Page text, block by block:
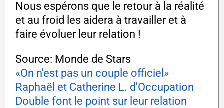
Nous espérons que le retour à la réalité
et au froid les aidera à travailler et à
faire évoluer leur relation !
Source: Monde de Stars
«On n'est pas un couple officiel»
Raphaël et Catherine L. d'Occupation
Double font le point sur leur relation